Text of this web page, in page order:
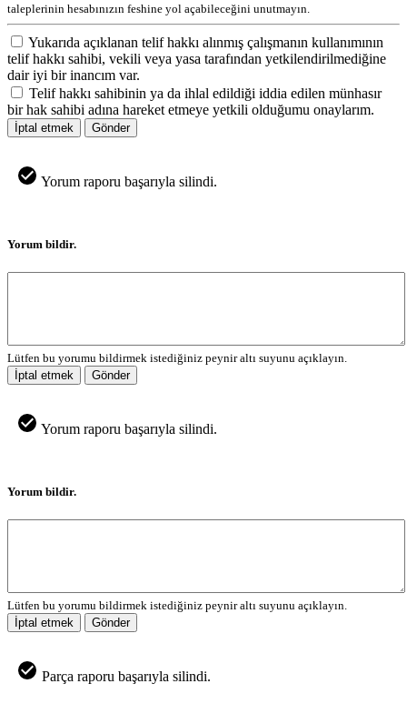
taleplerinin hesabınızın feshine yol açabileceğini unutmayın.
Yukarıda açıklanan telif hakkı alınmış çalışmanın kullanımının
telif hakkı sahibi, vekili veya yasa tarafından yetkilendirilmediğine
dair iyi bir inancım var.
Telif hakkı sahibinin ya da ihlal edildiği iddia edilen münhasır
bir hak sahibi adına hareket etmeye yetkili olduğumu onaylarım.
İptal etmek Gönder
Yorum raporu başarıyla silindi.
Yorum bildir.
Lütfen bu yorumu bildirmek istediğiniz peynir altı suyunu açıklayın.
İptal etmek
Gönder
Yorum raporu başarıyla silindi.
Yorum bildir.
Lütfen bu yorumu bildirmek istediğiniz peynir altı suyunu açıklayın.
İptal etmek
Gönder
Parça raporu başarıyla silindi.